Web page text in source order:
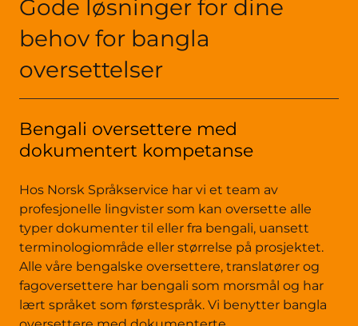
Gode løsninger for dine
behov for bangla
oversettelser
Bengali oversettere med
dokumentert kompetanse
Hos Norsk Språkservice har vi et team av
profesjonelle lingvister som kan oversette alle
typer dokumenter til eller fra bengali, uansett
terminologiområde eller størrelse på prosjektet.
Alle våre bengalske oversettere, translatører og
fagoversettere har bengali som morsmål og har
lært språket som førstespråk. Vi benytter bangla